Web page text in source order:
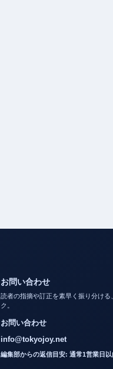
読者の指摘や訂正を素早く振り分け
ク。
お問い合わせ
info@tokyojoy.net
編集部からの返信目安: 通常1営業日以